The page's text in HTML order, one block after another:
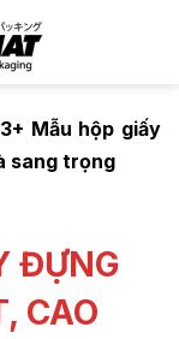
Mẫu hộp giấy
sang trọng
ĐỰNG
CAO